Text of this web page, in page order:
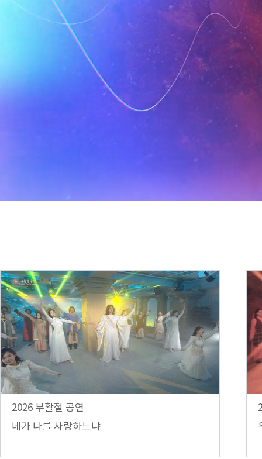
2026 부활절 공연
네가 나를 사랑하느냐